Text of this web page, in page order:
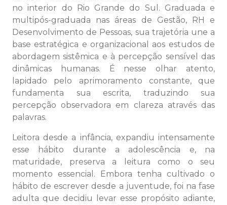
no interior do Rio Grande do Sul. Graduada e
multipós-graduada nas áreas de Gestão, RH e
Desenvolvimento de Pessoas, sua trajetória une a
base estratégica e organizacional aos estudos de
abordagem sistêmica e à percepção sensível das
dinâmicas humanas. É nesse olhar atento,
lapidado pelo aprimoramento constante, que
fundamenta sua escrita, traduzindo sua
percepção observadora em clareza através das
palavras.
Leitora desde a infância, expandiu intensamente
esse hábito durante a adolescência e, na
maturidade, preserva a leitura como o seu
momento essencial. Embora tenha cultivado o
hábito de escrever desde a juventude, foi na fase
adulta que decidiu levar esse propósito adiante,